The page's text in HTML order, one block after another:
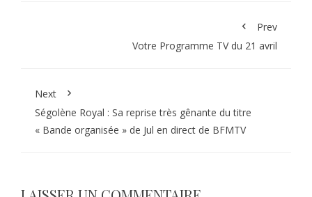
Prev
Votre Programme TV du 21 avril
Next
Ségolène Royal : Sa reprise très gênante du titre
« Bande organisée » de Jul en direct de BFMTV